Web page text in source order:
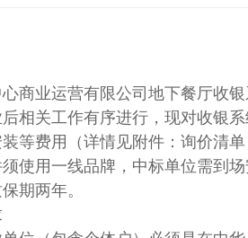
商业运营有限公司地下餐厅收
相关工作有序进行，现对收银
等费用（详情见附件：询价清单
使用一线品牌，中标单位需到
期两年。